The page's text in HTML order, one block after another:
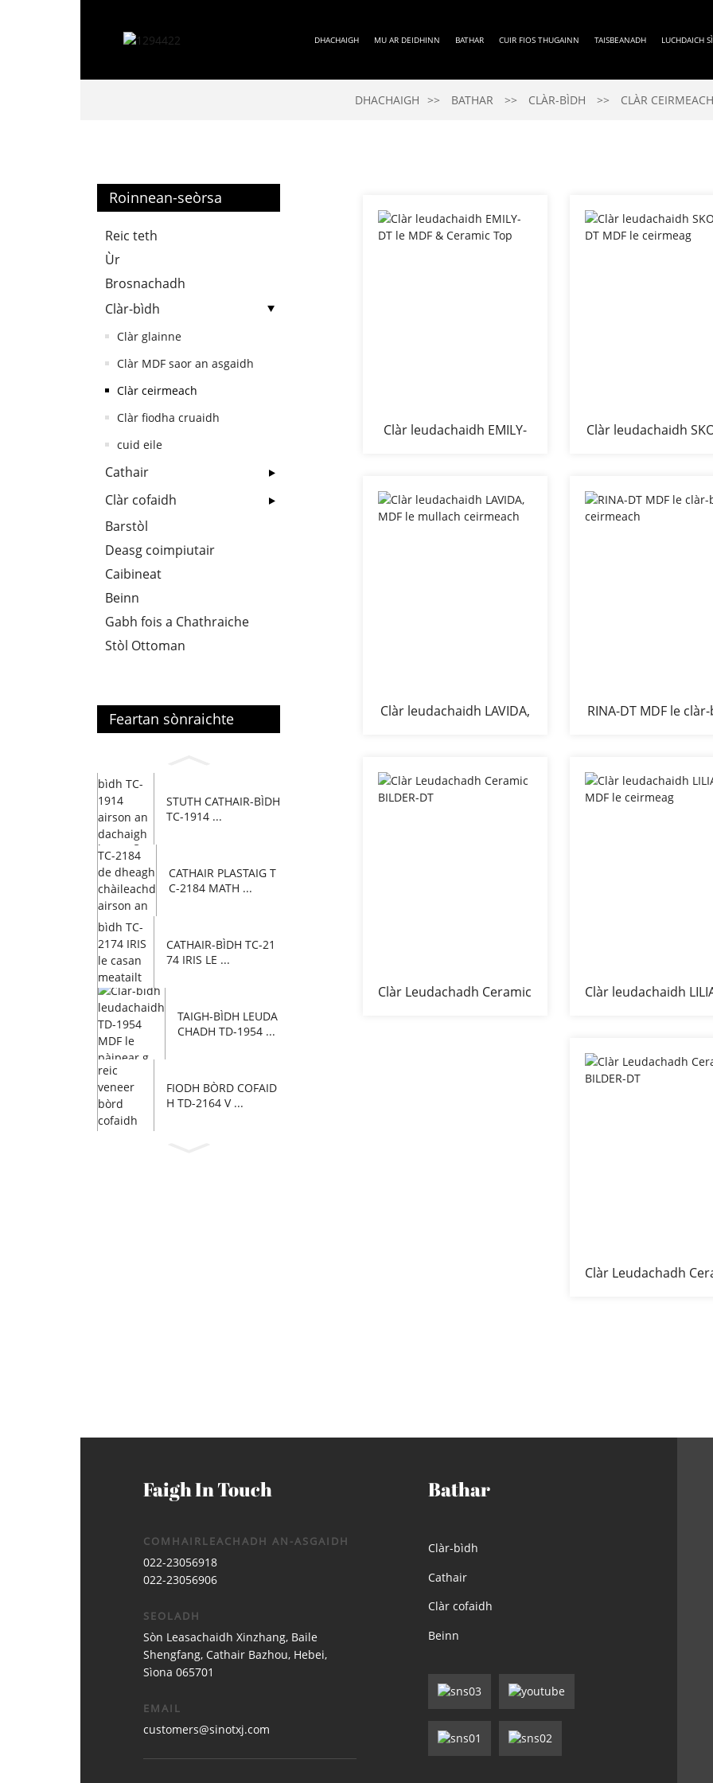
DHACHAIGH MU AR DEIDHINN BATHAR CUIR FIOS THUGAINN TAISBEANADH LUCHDAICH
DHACHAIGH BATHAR CLÀR-BÌDH CLÀR
Roinnean-seòrsa
Reic teth
Ùr
Brosnachadh
Clàr-bìdh
Clàr glainne
Clàr MDF saor an asgaidh
Clàr ceirmeach
Clàr fiodha cruaidh
cuid eile
Cathair
Clàr cofaidh
Barstòl
Deasg coimpiutair
Caibineat
Beinn
Gabh fois a Chathraiche
Stòl Ottoman
Feartan sònraichte
STUTH CATHAIR-BÌDH
TC-1914 ...
CATHAIR PLASTAIG T
C-2184 MATH ...
CATHAIR-BÌDH TC-21
74 IRIS LE ...
TAIGH-BÌDH LEUDA
CHADH TD-1954 ...
FIODH BÒRD COFAID
H TD-2164 V ...
Clàr leudachaidh EMILY-
Clàr leudachaidh
Clàr leudachaidh LAVIDA,
RINA-DT MDF le
Clàr Leudachadh Ceramic
Clàr leudachaidh
Clàr Leudachadh
Faigh In Touch
COMHAIRLEACHADH AN-ASGAIDH
022-23056918
022-23056906
SEOLADH
Sòn Leasachaidh Xinzhang, Baile
Shengfang, Cathair Bazhou, Hebei,
Sìona 065701
EMAIL
customers@sinotxj.com
Bathar
Clàr-bìdh
Cathair
Clàr cofaidh
Beinn